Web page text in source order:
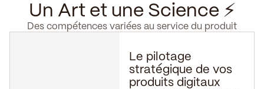
Un Art et une Science ⚡️
Des compétences variées au service du produit
Le pilotage
stratégique de vos
produits digitaux